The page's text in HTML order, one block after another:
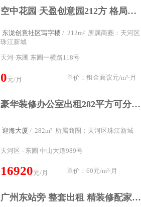
空中花园 天盈创意园212方 格局方正 高采光
东泷创意社区写字楼 / 212m² 所属商圈：天河区
珠江新城
天河-东圃 东圃一横路118号
0元/月 单价：租金面议元/m²⋅月
豪华装修办公室出租282平方可分割面积50至2000平方不等
迎海大厦 / 282m² 所属商圈：天河区珠江新城
天河区 - 东圃 中山大道989号
16920元/月 单价：60元/m²⋅月
广州东站旁 整套出租 精装修配家具 林和西威尼国际大厦